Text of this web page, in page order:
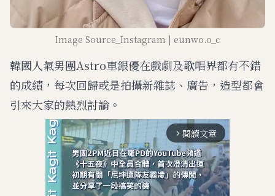
Image Source_Instagram | eunwo.o_c
韓國人氣男團Astro車銀優在戲劇及歌唱界都有不錯
的成績，每次回歸或是拍攝新雜誌、廣告，造型都會
引來大家的熱烈討論。
arrow_forward_ios 閱讀文章